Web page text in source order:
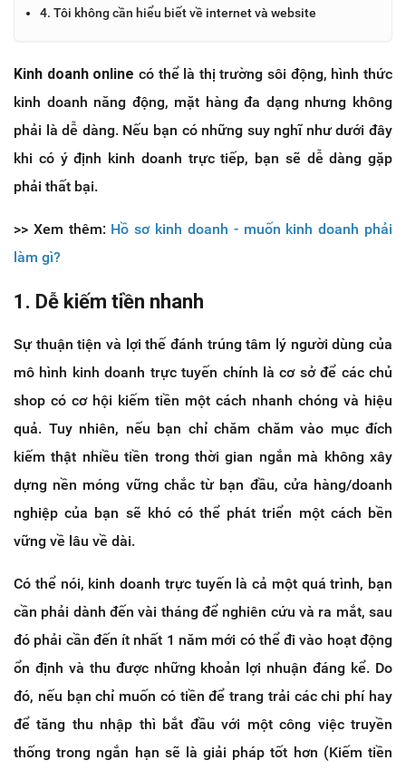
4. Tôi không cần hiểu biết về internet và website
Kinh doanh online có thể là thị trường sôi động, hình thức
kinh doanh năng động, mặt hàng đa dạng nhưng không
phải là dễ dàng. Nếu bạn có những suy nghĩ như dưới đây
khi có ý định kinh doanh trực tiếp, bạn sẽ dễ dàng gặp
phải thất bại.
>> Xem thêm: Hồ sơ kinh doanh - muốn kinh doanh phải
làm gì?
1. Dễ kiếm tiền nhanh
Sự thuận tiện và lợi thế đánh trúng tâm lý người dùng của
mô hình kinh doanh trực tuyến chính là cơ sở để các chủ
shop có cơ hội kiếm tiền một cách nhanh chóng và hiệu
quả. Tuy nhiên, nếu bạn chỉ chăm chăm vào mục đích
kiếm thật nhiều tiền trong thời gian ngắn mà không xây
dựng nền móng vững chắc từ bạn đầu, cửa hàng/doanh
nghiệp của bạn sẽ khó có thể phát triển một cách bền
vững về lâu về dài.
Có thể nói, kinh doanh trực tuyến là cả một quá trình, bạn
cần phải dành đến vài tháng để nghiên cứu và ra mắt, sau
đó phải cần đến ít nhất 1 năm mới có thể đi vào hoạt động
ổn định và thu được những khoản lợi nhuận đáng kể. Do
đó, nếu bạn chỉ muốn có tiền để trang trải các chi phí hay
để tăng thu nhập thì bắt đầu với một công việc truyền
thống trong ngắn hạn sẽ là giải pháp tốt hơn (Kiếm tiền